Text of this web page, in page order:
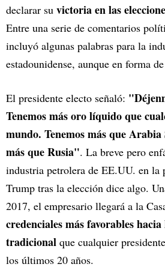
declarar su victoria en las
Entre una serie de comentarios
incluyó algunas palabras para la
estadounidense, aunque en forma
El presidente electo señaló:
Tenemos más oro líquido que
mundo. Tenemos más que Arabia
más que Rusia". La breve pero
industria petrolera de EE.UU. en la
Trump tras la elección dice algo.
2017, el empresario llegará a la
credenciales más favorables
tradicional que cualquier
los últimos 20 años.